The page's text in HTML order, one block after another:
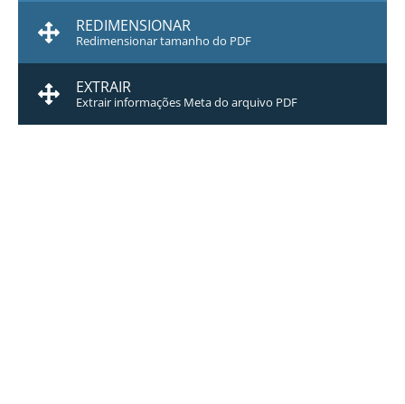
REDIMENSIONAR
Redimensionar tamanho do PDF
EXTRAIR
Extrair informações Meta do arquivo PDF